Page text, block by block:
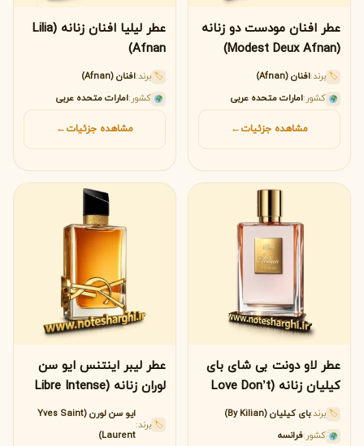
عطر افنان مودست دو زنانه
(Modest Deux Afnan)
🏷 برند:افنان (Afnan)
کشور:امارات متحده عربی
مشاهده جزئیات←
عطر لیلیا افنان زنانه (Lilia
Afnan)
🏷 برند:افنان (Afnan)
کشور:امارات متحده عربی
مشاهده جزئیات←
عطر لاو دونت بی شای بای
کیلیان زنانه (Love Don’t
Be Shy By Kilian)🏷 برند:بای کیلیان (By Kilian)
کشور:فرانسه
عطر لیبر اینتنس ایو سن
لوران زنانه (Libre Intense
Yves Saint Laurent)
🏷 برند:
ایو سن لورن (Yves Saint
Laurent)